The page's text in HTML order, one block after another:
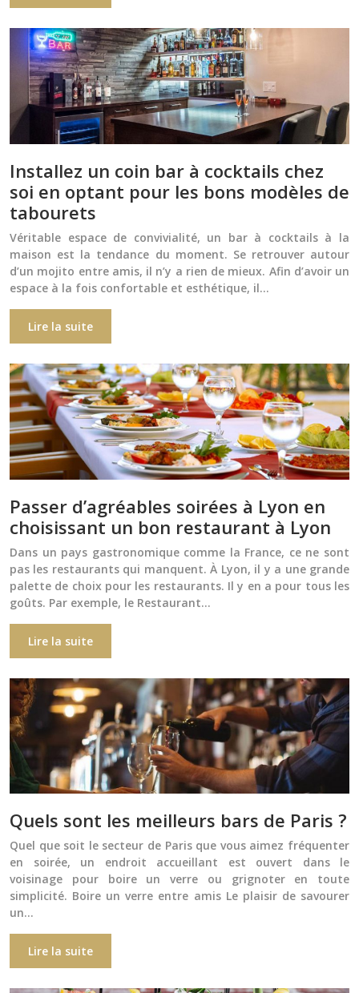
Installez un coin bar à cocktails chez
soi en optant pour les bons modèles de
tabourets
Véritable espace de convivialité, un bar à cocktails à la
maison est la tendance du moment. Se retrouver autour
d’un mojito entre amis, il n’y a rien de mieux. Afin d’avoir un
espace à la fois confortable et esthétique, il…
Lire la suite
Passer d’agréables soirées à Lyon en
choisissant un bon restaurant à Lyon
Dans un pays gastronomique comme la France, ce ne sont
pas les restaurants qui manquent. À Lyon, il y a une grande
palette de choix pour les restaurants. Il y en a pour tous les
goûts. Par exemple, le Restaurant…
Lire la suite
Quels sont les meilleurs bars de Paris ?
Quel que soit le secteur de Paris que vous aimez fréquenter
en soirée, un endroit accueillant est ouvert dans le
voisinage pour boire un verre ou grignoter en toute
simplicité. Boire un verre entre amis Le plaisir de savourer
un…
Lire la suite